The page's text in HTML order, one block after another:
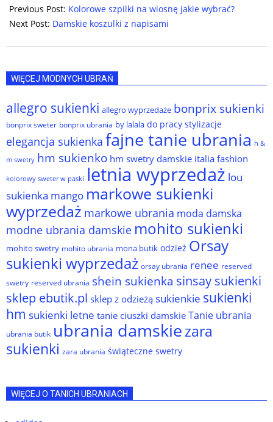
04-
28
Previous Post: Kolorowe szpilki na wiosnę jakie wybrać?
Next Post: Damskie koszulki z napisami
WIĘCEJ MODNYCH UBRAŃ
allegro sukienki allegro wyprzedaże bonprix sukienki
bonprix sweter bonprix ubrania by lalala do pracy stylizacje
elegancja sukienka fajne tanie ubrania h &
m swetry hm sukienko hm swetry damskie italia fashion
kolorowy sweter w paski letnia wyprzedaż lou
sukienka mango markowe sukienki
wyprzedaż markowe ubrania moda damska
modne ubrania damskie mohito sukienki
mohito swetry mohito ubrania mona butik odzież Orsay
sukienki wyprzedaż orsay ubrania renee reserved
swetry reserved ubrania shein sukienka sinsay sukienki
sklep ebutik.pl sklep z odzieżą sukienkie sukienki
hm sukienki letne tanie ciuszki damskie Tanie ubrania
ubrania butik ubrania damskiezara
sukienki zara ubrania świąteczne swetry
WIĘCEJ O TANICH UBRANIACH